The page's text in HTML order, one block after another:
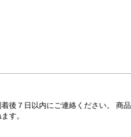
後７日以内にご連絡ください。 商
す。